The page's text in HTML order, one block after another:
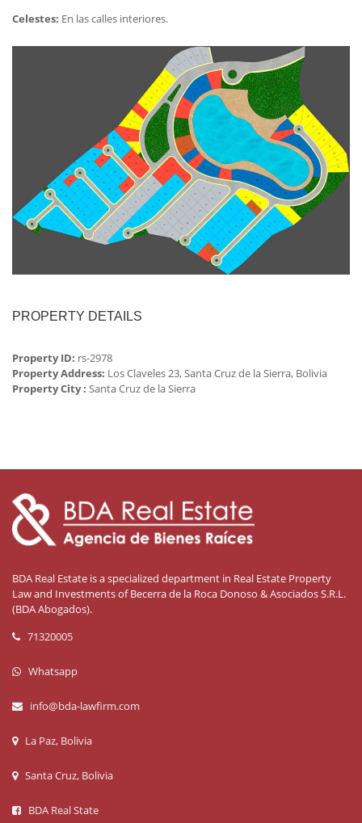
Celestes: En las calles interiores.
PROPERTY DETAILS
Property ID: rs-2978
Property Address: Los Claveles 23, Santa Cruz de la Sierra, Bolivia
Property City : Santa Cruz de la Sierra
BDA Real Estate is a specialized department in Real Estate Property
Law and Investments of Becerra de la Roca Donoso & Asociados S.R.L.
(BDA Abogados).
71320005
Whatsapp
info@bda-lawfirm.com
La Paz, Bolivia
Santa Cruz, Bolivia
BDA Real State